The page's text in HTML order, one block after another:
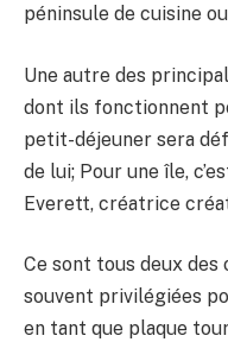
péninsule de cuisine
Une autre des
dont ils fonctionnent
petit-déjeuner sera
de lui; Pour une île,
Everett, créatrice
Ce sont tous deux des
souvent privilégiées
en tant que plaque